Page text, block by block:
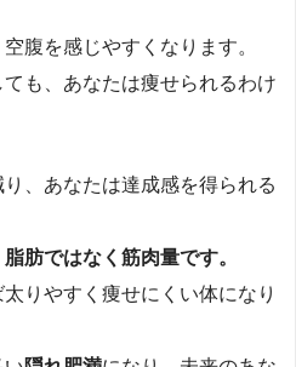
空腹を感じやすくなります。
も、あなたは痩せられるわけ
、あなたは達成感を得られる
肪ではなく筋肉量です。
りやすく痩せにくい体になり